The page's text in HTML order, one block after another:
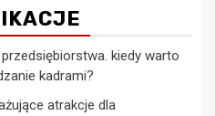
kiedy warto
kadrami?
atrakcje dla